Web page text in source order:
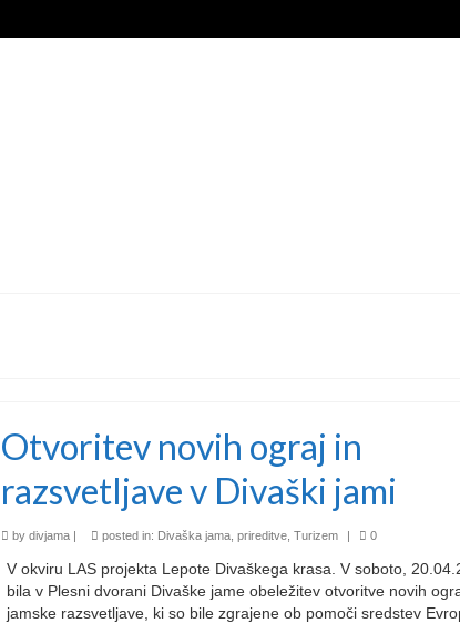
Otvoritev novih ograj in
razsvetljave v Divaški jami
by divjama| posted in: Divaška jama, prireditve, Turizem | 0
V okviru LAS projekta Lepote Divaškega krasa. V soboto,
bila v Plesni dvorani Divaške jame obeležitev otvoritve novih
jamske razsvetljave, ki so bile zgrajene ob pomoči sredstev